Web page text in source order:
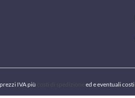
IVA più ed e eventuali